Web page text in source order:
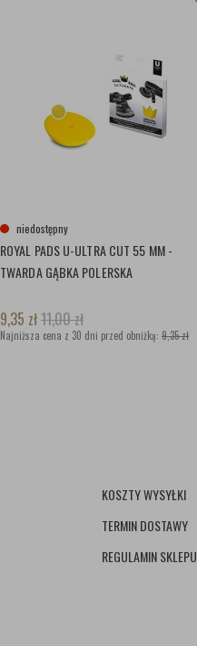
niedostępny
ROYAL PADS U-ULTRA CUT 55 MM -
TWARDA GĄBKA POLERSKA
9,35 zł11,00zł
Najniższa cena z 30 dni przed obniżką: 9,35 zł
KOSZTY WYSYŁKI
TERMIN DOSTAWY
REGULAMIN SKLEPU